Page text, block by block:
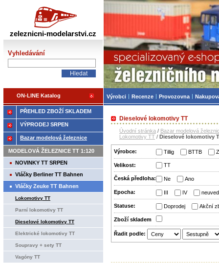
Dieselové lokomotivy TT
Úvodní stránka / Bazar modelová
Lokomotivy TT / Dieselové lokomotivy
Výrobce: Tillig BTTB
Velikost: TT
Česká předloha: Ne Ano
Epocha: III IV
Statuse: Doprodej Akční
Zboží­ skladem
Řadit podle:
PŘEHLED ZBOŽÍ SKLADEM
VÝPRODEJ SRPEN
Bazar modelová železnice
MODELOVÁ ŽELEZNICE TT 1:120
NOVINKY TT SRPEN
Vláčky Berliner TT Bahnen
Vláčky Zeuke TT Bahnen
Lokomotivy TT
Parní lokomotivy TT
Dieselové lokomotivy TT
Elektrické lokomotivy TT
Soupravy + sety TT
Vagóny TT
zeleznicni-modelarstvi.cz
Vyhledávání
ON-LINE Katalog
Železniční
Výrobci Recenze Provozovna